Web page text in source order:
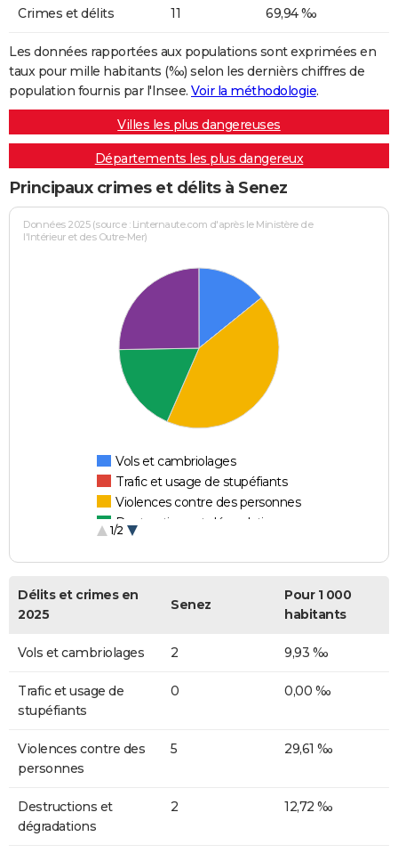
Crimes et délits 11 69,94 ‰
Les données rapportées aux populations sont exprimées en
taux pour mille habitants (‰) selon les dernièrs chiffres de
population fournis par l'Insee. Voir la méthodologie.
Villes les plus dangereuses
Départements les plus dangereux
Principaux crimes et délits à Senez
Données 2025 (source : Linternaute.com d'après le Ministère de
l'Intérieur et des Outre-Mer)
Vols et cambriolages
Trafic et usage de stupéfiants
Violences contre des personnes
Destructions et dégradations
1/2
Délits et crimes en
2025
Senez
Pour 1 000
habitants
Vols et cambriolages 2 9,93 ‰
Trafic et usage de
stupéfiants
0 0,00 ‰
Violences contre des
personnes
5 29,61 ‰
Destructions et
dégradations
2 12,72 ‰